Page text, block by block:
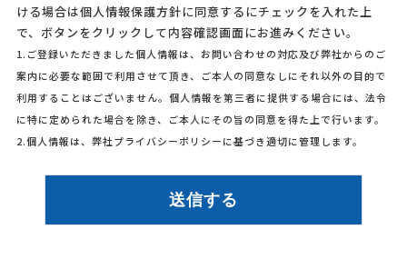
ける場合は個人情報保護方針に同意するにチェックを入れた上
で、ボタンをクリックして内容確認画面にお進みください。
1.ご登録いただきました個人情報は、お問い合わせの対応及び弊社からのご
案内に必要な範囲で利用させて頂き、ご本人の同意なしにそれ以外の目的で
利用することはございません。個人情報を第三者に提供する場合には、法令
に特に定められた場合を除き、ご本人にその旨の同意を得た上で行います。
2.個人情報は、弊社プライバシーポリシーに基づき適切に管理します。